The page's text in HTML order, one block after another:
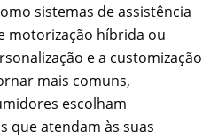
sistemas de assistência
motorização híbrida ou
e a customização
mais comuns,
escolham
que atendam às suas